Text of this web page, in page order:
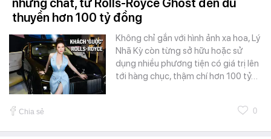
nhưng chất, từ Rolls-Royce Ghost đến du
thuyền hơn 100 tỷ đồng
Không chỉ gắn với hình ảnh xa hoa, Lý
Nhã Kỳ còn từng sở hữu hoặc sử
dụng nhiều phương tiện có giá trị lên
tới hàng chục, thậm chí hơn 100 tỷ…
Chia sẻ 0